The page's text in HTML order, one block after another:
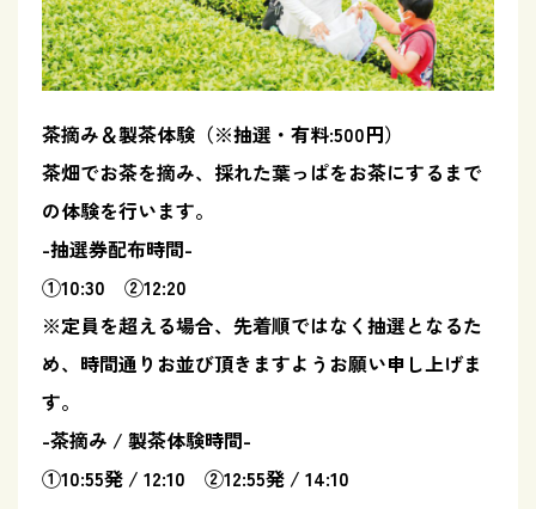
茶摘み＆製茶体験（※抽選・有料:500円）
茶畑でお茶を摘み、採れた葉っぱをお茶にするまで
の体験を行います。
-抽選券配布時間-
①10:30 ②12:20
※定員を超える場合、先着順ではなく抽選となるた
め、時間通りお並び頂きますようお願い申し上げま
す。
-茶摘み / 製茶体験時間-
①10:55発 / 12:10 ②12:55発 / 14:10